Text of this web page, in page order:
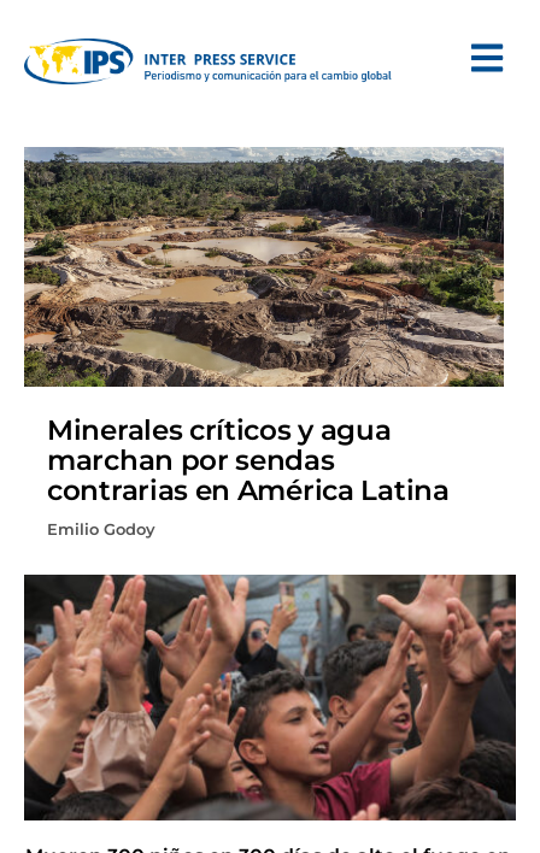
Minerales críticos y agua
marchan por sendas
contrarias en América Latina
Emilio Godoy